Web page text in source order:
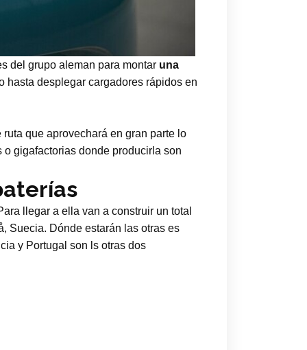
del grupo aleman para montar una
hasta desplegar cargadores rápidos en
ruta que aprovechará en gran parte lo
gigafactorias donde producirla son
llegar a ella van a construir un total
Suecia. Dónde estarán las otras es
y Portugal son ls otras dos